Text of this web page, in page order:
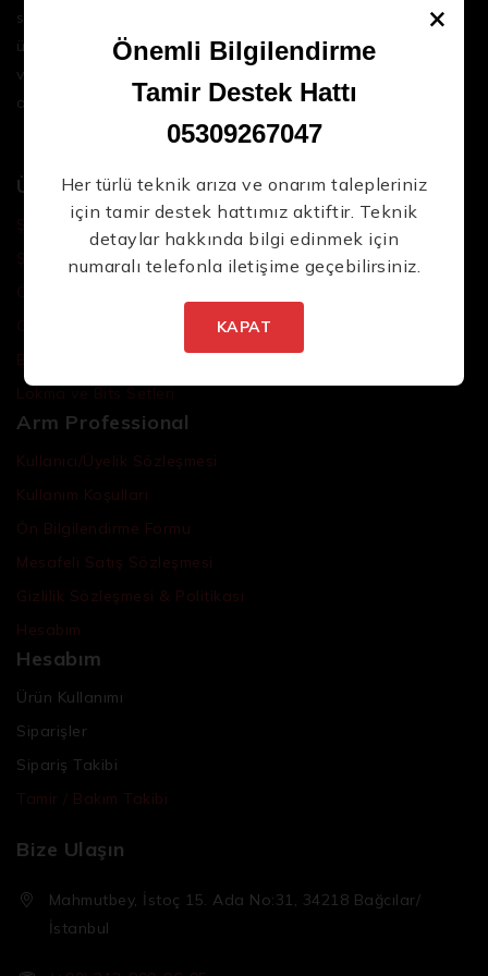
sektördeki en son teknolojileri ve yüksek kaliteli
ürünleri bir araya getirerek iş süreçlerinizi daha
verimli ve sorunsuz hale getirmenize yardımcı
oluyoruz.
Ürünler
Şarjlı El Aletleri
Şarjlı Led Lambalar
Özel Tasarım El Aletleri
Cırcır Kolları
Batarya ve Adaptörler
Lokma ve Bits Setleri
Arm Professional
Kullanıcı/Üyelik Sözleşmesi
Kullanım Koşulları
Ön Bilgilendirme Formu
Mesafeli Satış Sözleşmesi
Gizlilik Sözleşmesi & Politikası
Hesabım
Hesabım
Ürün Kullanımı
Siparişler
Sipariş Takibi
Tamir / Bakım Takibi
Bize Ulaşın
Mahmutbey, İstoç 15. Ada No:31, 34218 Bağcılar/
İstanbul
×
Önemli Bilgilendirme
Tamir Destek Hattı
05309267047
Her türlü teknik arıza ve onarım talepleriniz
için tamir destek hattımız aktiftir. Teknik
detaylar hakkında bilgi edinmek için
numaralı telefonla iletişime geçebilirsiniz.
KAPAT